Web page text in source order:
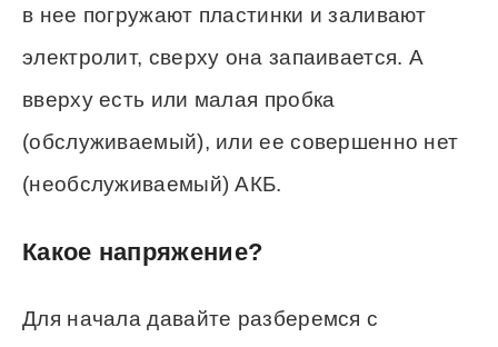
в нее погружают пластинки и заливают
электролит, сверху она запаивается. А
вверху есть или малая пробка
(обслуживаемый), или ее совершенно нет
(необслуживаемый) АКБ.
Какое напряжение?
Для начала давайте разберемся с